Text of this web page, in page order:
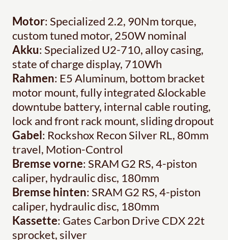
Motor: Specialized 2.2, 90Nm torque,
custom tuned motor, 250W nominal
Akku: Specialized U2-710, alloy casing,
state of charge display, 710Wh
Rahmen: E5 Aluminum, bottom bracket
motor mount, fully integrated &lockable
downtube battery, internal cable routing,
lock and front rack mount, sliding dropout
Gabel: Rockshox Recon Silver RL, 80mm
travel, Motion-Control
Bremse vorne: SRAM G2 RS, 4-piston
caliper, hydraulic disc, 180mm
Bremse hinten: SRAM G2 RS, 4-piston
caliper, hydraulic disc, 180mm
Kassette: Gates Carbon Drive CDX 22t
sprocket, silver